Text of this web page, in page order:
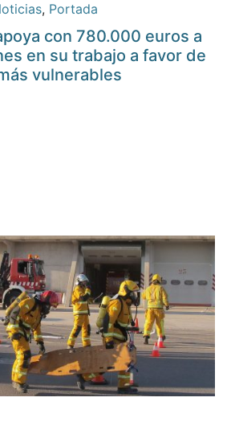
, Portada
con 780.000 euros a
en su trabajo a favor de
vulnerables